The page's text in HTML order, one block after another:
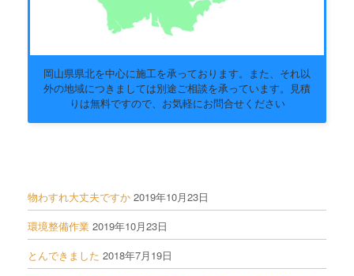
岡山県県北を中心に施工を承っております。また、それ以
外の地域につきましては別途ご相談を承っています。見積
りは無料ですので、お気軽にお問合せください
物わすれ大丈夫ですか 2019年10月23日
環境整備作業 2019年10月23日
とんできました 2018年7月19日